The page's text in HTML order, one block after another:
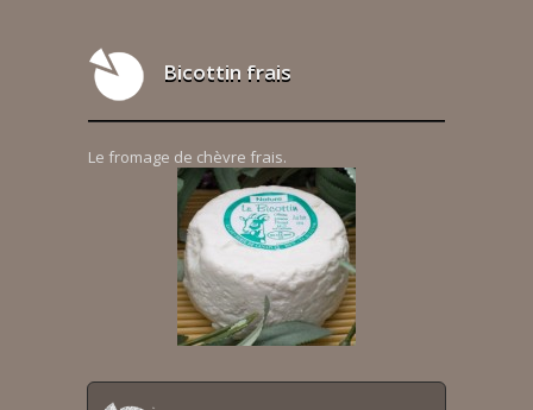
Bicottin frais
Le fromage de chèvre frais.